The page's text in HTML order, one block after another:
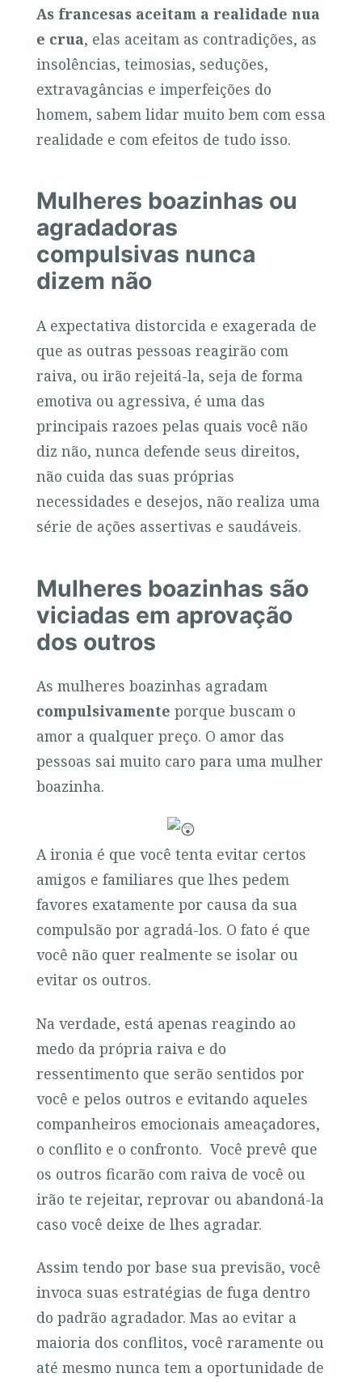
As francesas aceitam a realidade nua
e crua, elas aceitam as contradições, as
insolências, teimosias, seduções,
extravagâncias e imperfeições do
homem, sabem lidar muito bem com essa
realidade e com efeitos de tudo isso.
Mulheres boazinhas ou
agradadoras
compulsivas nunca
dizem não
A expectativa distorcida e exagerada de
que as outras pessoas reagirão com
raiva, ou irão rejeitá-la, seja de forma
emotiva ou agressiva, é uma das
principais razoes pelas quais você não
diz não, nunca defende seus direitos,
não cuida das suas próprias
necessidades e desejos, não realiza uma
série de ações assertivas e saudáveis.
Mulheres boazinhas são
viciadas em aprovação
dos outros
As mulheres boazinhas agradam
compulsivamente porque buscam o
amor a qualquer preço. O amor das
pessoas sai muito caro para uma mulher
boazinha.
A ironia é que você tenta evitar certos
amigos e familiares que lhes pedem
favores exatamente por causa da sua
compulsão por agradá-los. O fato é que
você não quer realmente se isolar ou
evitar os outros.
Na verdade, está apenas reagindo ao
medo da própria raiva e do
ressentimento que serão sentidos por
você e pelos outros e evitando aqueles
companheiros emocionais ameaçadores,
o conflito e o confronto. Você prevê que
os outros ficarão com raiva de você ou
irão te rejeitar, reprovar ou abandoná-la
caso você deixe de lhes agradar.
Assim tendo por base sua previsão, você
invoca suas estratégias de fuga dentro
do padrão agradador. Mas ao evitar a
maioria dos conflitos, você raramente ou
até mesmo nunca tem a oportunidade de